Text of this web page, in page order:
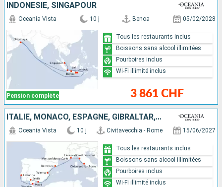
INDONÉSIE, SINGAPOUR
Pension complète
Oceania Vista 10 j Benoa 05/02/2028
3 861 CHF
Tous les restaurants inclus
Boissons sans alcool illimitées
Pourboires inclus
Wi-Fi illimité inclus
ITALIE, MONACO, ESPAGNE, GIBRALTAR, PORTUGAL
Oceania Vista 10 j Civitavecchia - Rome 15/06/2027
Tous les restaurants inclus
Boissons sans alcool illimitées
Pourboires inclus
Wi-Fi illimité inclus